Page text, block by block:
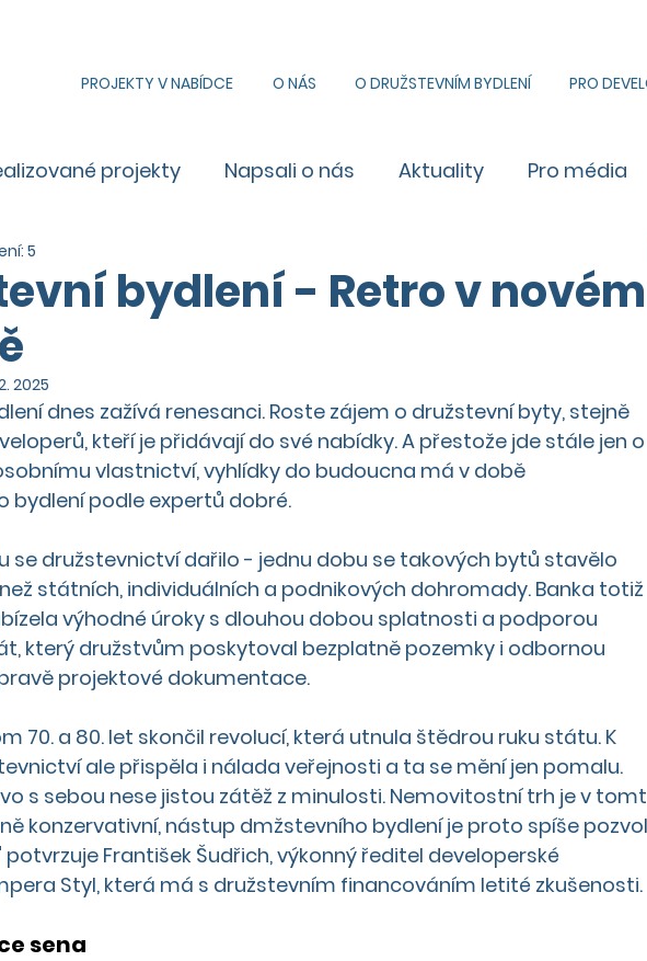
PROJEKTY V NABÍDCE O NÁS O DRUŽSTEVNÍM BYDLENÍ PRO
projekty Napsali o nás Aktuality Pro média
bydlení - Retro v novém
5
2025
dnes zažívá renesanci. Roste zájem o družstevní byty, stejně
kteří je přidávají do své nabídky. A přestože jde stále jen o
vlastnictví, vyhlídky do budoucna má v době
bydlení podle expertů dobré.
se družstevnictví dařilo - jednu dobu se takových bytů stavělo
státních, individuálních a podnikových dohromady. Banka totiž
výhodné úroky s dlouhou dobou splatnosti a podporou
který družstvům poskytoval bezplatně pozemky i odbornou
projektové dokumentace.
70. a 80. let skončil revolucí, která utnula štědrou ruku státu. K
ale přispěla i nálada veřejnosti a ta se mění jen pomalu.
s sebou nese jistou zátěž z minulosti. Nemovitostní trh je v
konzervativní, nástup dmžstevního bydlení je proto spíše
potvrzuje František Šudřich, výkonný ředitel developerské
Styl, která má s družstevním financováním letité zkušenosti.
sena